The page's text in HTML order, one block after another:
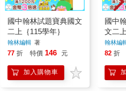
國中翰林試題寶典國文
二上｛115學年｝
翰林編輯 著
77 折 特價 146 元
加入購物車
國中
文二
翰林編
82 折